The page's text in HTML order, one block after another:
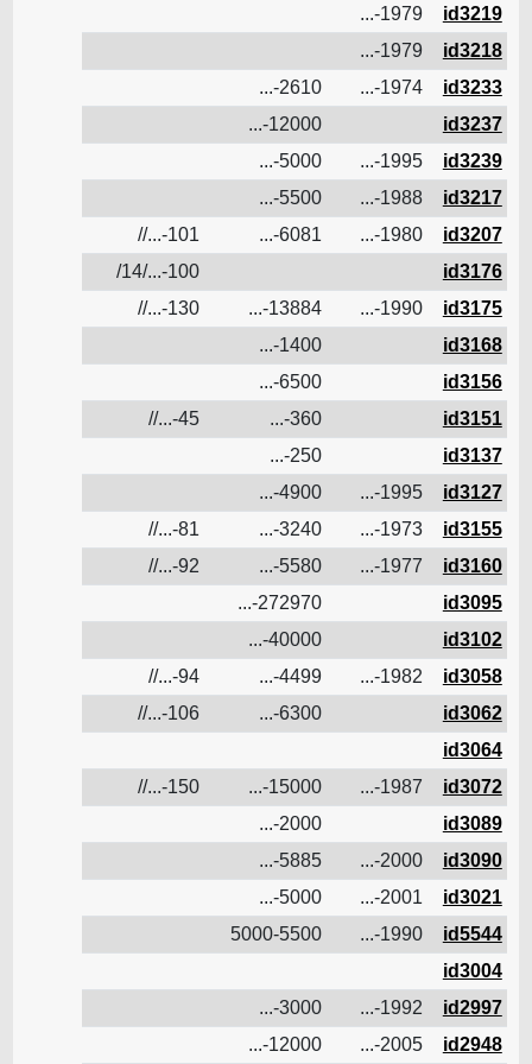
id3219
1979-...
id3218
1979-...
id3233
1974-...
2610-...
id3237
12000-...
id3239
1995-...
5000-...
id3217
1988-...
5500-...
id3207
1980-...
6081-...
101-...//
id3176
100-.../14/
id3175
1990-...
13884-...
130-...//
id3168
1400-...
id3156
6500-...
id3151
360-...
45-...//
id3137
250-...
id3127
1995-...
4900-...
id3155
1973-...
3240-...
81-...//
id3160
1977-...
5580-...
92-...//
id3095
272970-...
id3102
40000-...
id3058
1982-...
4499-...
94-...//
id3062
6300-...
106-...//
id3064
id3072
1987-...
15000-...
150-...//
id3089
2000-...
id3090
2000-...
5885-...
id3021
2001-...
5000-...
id5544
1990-...
5000-5500
id3004
id2997
1992-...
3000-...
id2948
2005-...
12000-...